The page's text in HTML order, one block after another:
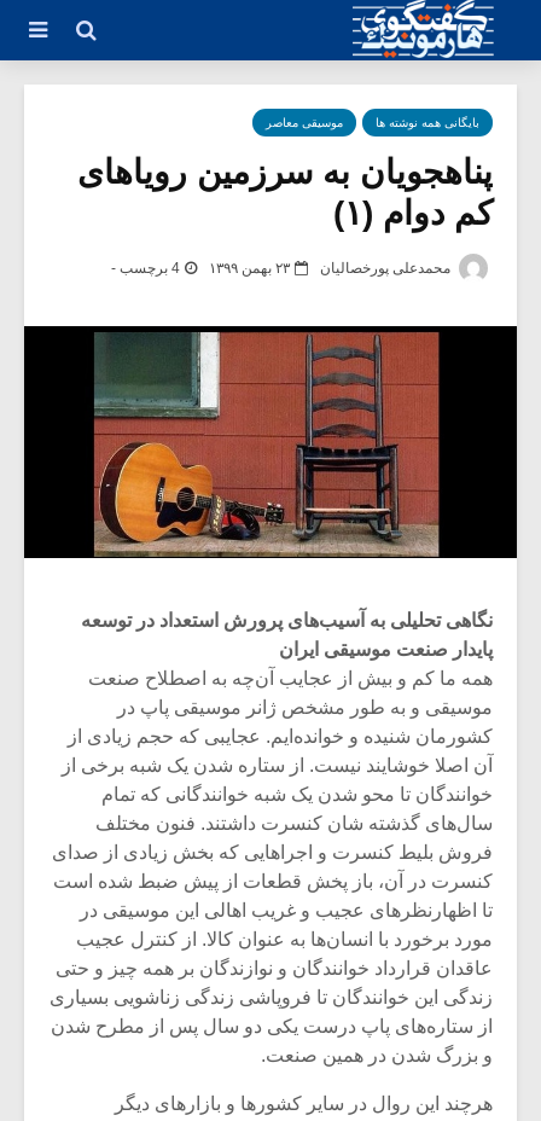
بایگانی همه نوشته ها موسیقی معاصر
پناهجویان به سرزمین رویاهای
کم دوام (۱)
محمدعلی پورخصالیان ۲۳ بهمن ۱۳۹۹ 4 برچسب -
نگاهی تحلیلی به آسیبهای پرورش استعداد در توسعه
پایدار صنعت موسیقی ایران
همه ما کم و بیش از عجایب آن‌چه به اصطلاح صنعت
موسیقی و به طور مشخص ژانر موسیقی پاپ در
کشورمان شنیده و خوانده‌ایم. عجایبی که حجم زیادی از
آن اصلا خوشایند نیست. از ستاره شدن یک شبه برخی از
خوانندگان تا محو شدن یک شبه خوانندگانی که تمام
سال‌های گذشته شان کنسرت داشتند. فنون مختلف
فروش بلیط کنسرت و اجراهایی که بخش زیادی از صدای
کنسرت در آن، باز پخش قطعات از پیش ضبط شده است
تا اظهارنظرهای عجیب و غریب اهالی این موسیقی در
مورد برخورد با انسان‌ها به عنوان کالا. از کنترل عجیب
عاقدان قرارداد خوانندگان و نوازندگان بر همه چیز و حتی
زندگی این خوانندگان تا فروپاشی زندگی زناشویی بسیاری
از ستاره‌های پاپ درست یکی دو سال پس از مطرح شدن
و بزرگ شدن در همین صنعت.
هرچند این روال در سایر کشورها و بازارهای دیگر